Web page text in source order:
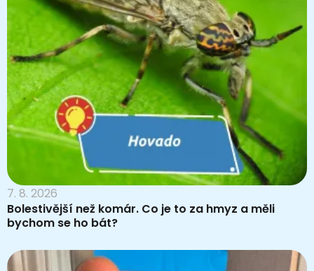
7. 8. 2026
Bolestivější než komár. Co je to za hmyz a měli
bychom se ho bát?